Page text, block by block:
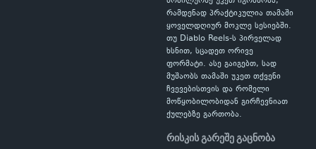
რამდენად პრაქტიკულია თამაში
ყოველდღიურ მოკლე სესიებში.
თუ Diablo Reels-ს პირველად
ხსნით, სცადეთ ორივე
ფორმატი. ასე გაიგებთ, სად
მუშაობს თამაში უკეთ თქვენი
ჩვევებისთვის და რომელი
მოწყობილობიდან გირჩევნიათ
ქულებზე გართობა.
რისკის გარეშე გაცნობა